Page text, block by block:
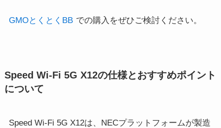
GMOとくとくBB での購入をぜひご検討ください。
Speed Wi-Fi 5G X12の仕様とおすすめポイント
について
Speed Wi-Fi 5G X12は、NECプラットフォームが製造